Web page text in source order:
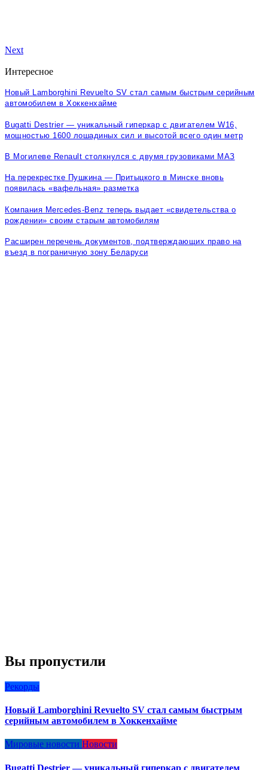
Next
Интересное
Новый Lamborghini Revuelto SV стал самым быстрым серийным
автомобилем в Хоккенхайме
Bugatti Destrier — уникальный гиперкар с двигателем W16,
мощностью 1600 лошадиных сил и высотой всего один метр
В Могилеве Renault столкнулся с двумя грузовиками МАЗ
На перекрестке Пушкина — Притыцкого в Минске вновь
появилась «вафельная» разметка
Компания Mercedes-Benz теперь выдает «свидетельства о
рождении» своим старым автомобилям
Расширен перечень документов, подтверждающих право на
въезд в пограничную зону Беларуси
Вы пропустили
Рекорды
Новый Lamborghini Revuelto SV стал самым быстрым
серийным автомобилем в Хоккенхайме
Мировые новости Новости
Bugatti Destrier — уникальный гиперкар с двигателем